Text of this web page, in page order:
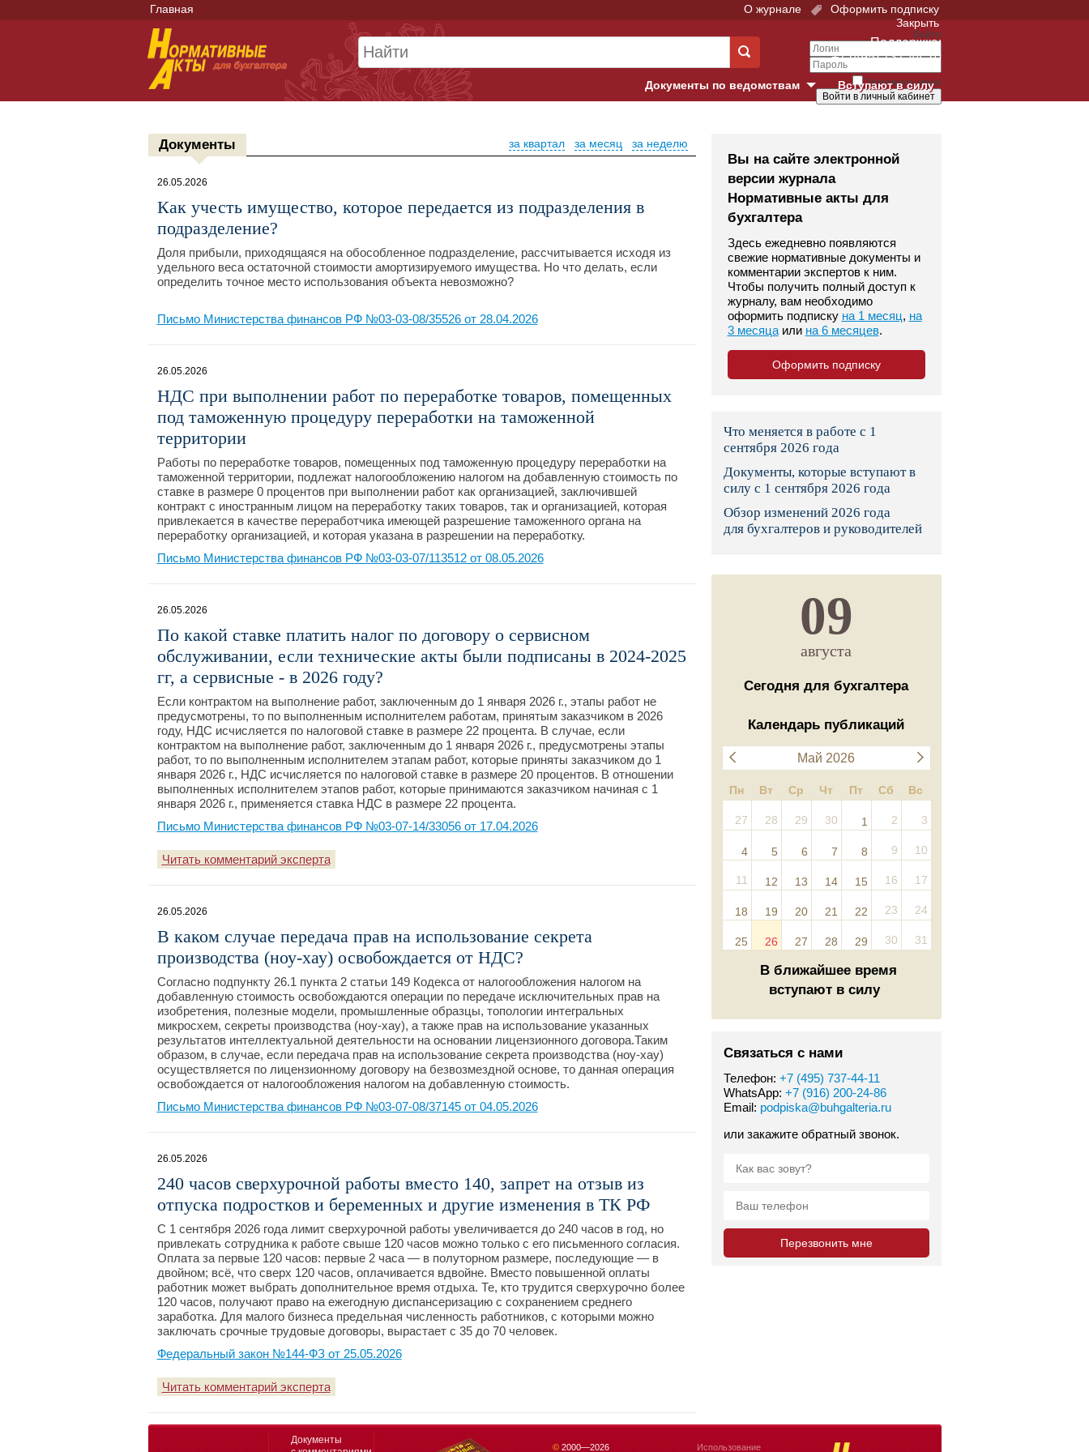
Главная О журнале
Оформить подписку
Закрыть
Войти
Запомнить меня
Поддержка:
+7 (495) 737-44-10
Вступают в силу
Документы по ведомствам
Банк России
Верховный Суд
Гострудинспекция в г. Москве
Конституционный Суд
Пенсионный фонд
Правительство
Социальный фонд России
Суд общей юрисдикции
Документы за неделю
за месяц
за квартал
26.05.2026
Как учесть имущество, которое передается из подразделения в
подразделение?
Доля прибыли, приходящаяся на обособленное подразделение, рассчитывается исходя из
удельного веса остаточной стоимости амортизируемого имущества. Но что делать, если
определить точное место использования объекта невозможно?
Письмо Министерства финансов РФ №03-03-08/35526 от 28.04.2026
26.05.2026
НДС при выполнении работ по переработке товаров, помещенных
под таможенную процедуру переработки на таможенной
территории
Работы по переработке товаров, помещенных под таможенную процедуру переработки на
таможенной территории, подлежат налогообложению налогом на добавленную стоимость по
ставке в размере 0 процентов при выполнении работ как организацией, заключившей
контракт с иностранным лицом на переработку таких товаров, так и организацией, которая
привлекается в качестве переработчика имеющей разрешение таможенного органа на
переработку организацией, и которая указана в разрешении на переработку.
Письмо Министерства финансов РФ №03-03-07/113512 от 08.05.2026
26.05.2026
По какой ставке платить налог по договору о сервисном
обслуживании, если технические акты были подписаны в 2024-2025
гг, а сервисные - в 2026 году?
Если контрактом на выполнение работ, заключенным до 1 января 2026 г., этапы работ не
предусмотрены, то по выполненным исполнителем работам, принятым заказчиком в 2026
году, НДС исчисляется по налоговой ставке в размере 22 процента. В случае, если
контрактом на выполнение работ, заключенным до 1 января 2026 г., предусмотрены этапы
работ, то по выполненным исполнителем этапам работ, которые приняты заказчиком до 1
января 2026 г., НДС исчисляется по налоговой ставке в размере 20 процентов. В отношении
выполненных исполнителем этапов работ, которые принимаются заказчиком начиная с 1
января 2026 г., применяется ставка НДС в размере 22 процента.
Письмо Министерства финансов РФ №03-07-14/33056 от 17.04.2026
Читать комментарий эксперта
26.05.2026
В каком случае передача прав на использование секрета
производства (ноу-хау) освобождается от НДС?
Согласно подпункту 26.1 пункта 2 статьи 149 Кодекса от налогообложения налогом на
добавленную стоимость освобождаются операции по передаче исключительных прав на
изобретения, полезные модели, промышленные образцы, топологии интегральных
микросхем, секреты производства (ноу-хау), а также прав на использование указанных
результатов интеллектуальной деятельности на основании лицензионного договора.Таким
образом, в случае, если передача прав на использование секрета производства (ноу-хау)
осуществляется по лицензионному договору на безвозмездной основе, то данная операция
освобождается от налогообложения налогом на добавленную стоимость.
Письмо Министерства финансов РФ №03-07-08/37145 от 04.05.2026
26.05.2026
240 часов сверхурочной работы вместо 140, запрет на отзыв из
отпуска подростков и беременных и другие изменения в ТК РФ
С 1 сентября 2026 года лимит сверхурочной работы увеличивается до 240 часов в год, но
привлекать сотрудника к работе свыше 120 часов можно только с его письменного согласия.
Оплата за первые 120 часов: первые 2 часа — в полуторном размере, последующие — в
двойном; всё, что сверх 120 часов, оплачивается вдвойне. Вместо повышенной оплаты
работник может выбрать дополнительное время отдыха. Те, кто трудится сверхурочно более
120 часов, получают право на ежегодную диспансеризацию с сохранением среднего
заработка. Для малого бизнеса предельная численность работников, с которыми можно
заключать срочные трудовые договоры, вырастает с 35 до 70 человек.
Федеральный закон №144-ФЗ от 25.05.2026
Читать комментарий эксперта
Вы на сайте электронной
версии журнала
Нормативные акты для
бухгалтера
Здесь ежедневно появляются
свежие нормативные документы и
комментарии экспертов к ним.
Чтобы получить полный доступ к
журналу, вам необходимо
оформить подписку на 1 месяц, на
3 месяцаили на 6 месяцев.
Оформить подписку
Что меняется в работе с 1
сентября 2026 года
Документы, которые вступают в
силу с 1 сентября 2026 года
Обзор изменений 2026 года
для бухгалтеров и руководителей
09
августа
Сегодня для бухгалтера
Календарь публикаций
Май 2026
Пн Вт Ср Чт Пт Сб Вс
27 28 29 30 1 2 3
4 5 6 7 8 9 10
11 12 13 14 15 16 17
18 19 20 21 22 23 24
25 26 27 28 29 30 31
В ближайшее время
вступают в силу
Связаться с нами
Телефон: +7 (495) 737-44-11
WhatsApp: +7 (916) 200-24-86
Email: podpiska@buhgalteria.ru
или закажите обратный звонок.
Документы
©2000—2026 Использование